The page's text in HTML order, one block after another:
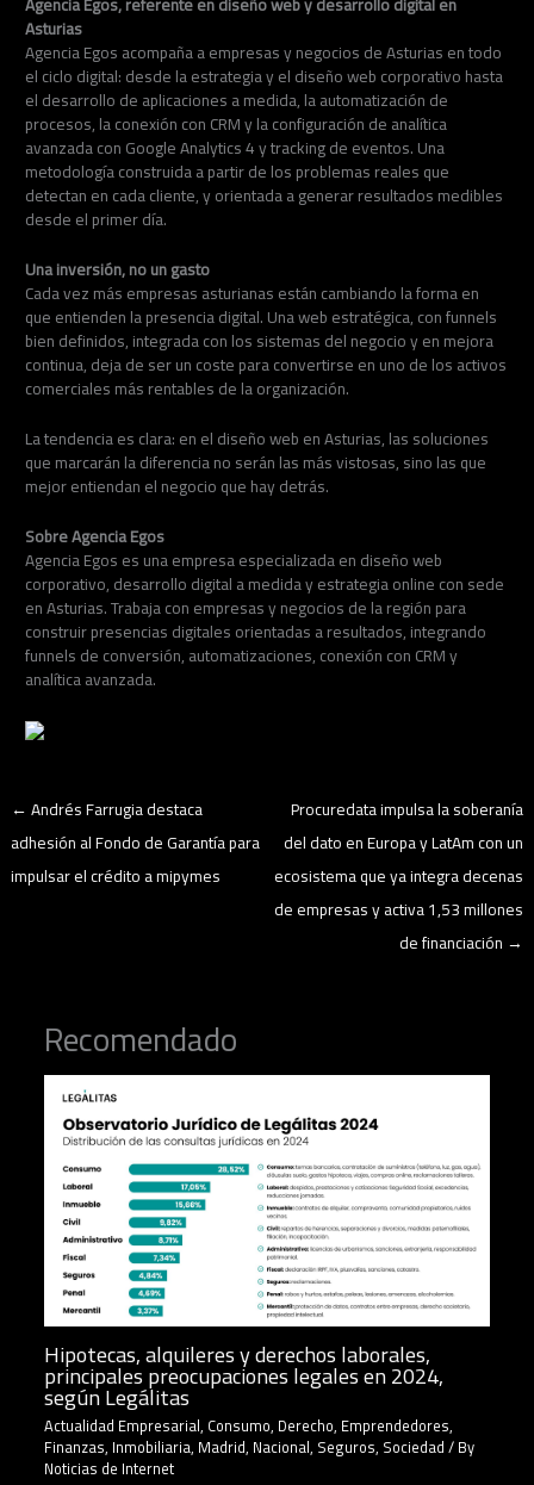
Asturias
Agencia Egos acompaña a empresas y negocios de Asturias en todo
el ciclo digital: desde la estrategia y el diseño web corporativo hasta
el desarrollo de aplicaciones a medida, la automatización de
procesos, la conexión con CRM y la configuración de analítica
avanzada con Google Analytics 4 y tracking de eventos. Una
metodología construida a partir de los problemas reales que
detectan en cada cliente, y orientada a generar resultados medibles
desde el primer día.
Una inversión, no un gasto
Cada vez más empresas asturianas están cambiando la forma en
que entienden la presencia digital. Una web estratégica, con funnels
bien definidos, integrada con los sistemas del negocio y en mejora
continua, deja de ser un coste para convertirse en uno de los activos
comerciales más rentables de la organización.
La tendencia es clara: en el diseño web en Asturias, las soluciones
que marcarán la diferencia no serán las más vistosas, sino las que
mejor entiendan el negocio que hay detrás.
Sobre Agencia Egos
Agencia Egos es una empresa especializada en diseño web
corporativo, desarrollo digital a medida y estrategia online con sede
en Asturias. Trabaja con empresas y negocios de la región para
construir presencias digitales orientadas a resultados, integrando
funnels de conversión, automatizaciones, conexión con CRM y
analítica avanzada.
←Andrés Farrugia destaca
adhesión al Fondo de Garantía para
impulsar el crédito a mipymes
Procuredata impulsa la soberanía
del dato en Europa y LatAm con un
ecosistema que ya integra decenas
de empresas y activa 1,53 millones
de financiación →
Recomendado
Hipotecas, alquileres y derechos laborales,
principales preocupaciones legales en 2024,
según Legálitas
Actualidad Empresarial, Consumo, Derecho, Emprendedores,
Finanzas, Inmobiliaria, Madrid, Nacional, Seguros, Sociedad/ By
Noticias de Internet